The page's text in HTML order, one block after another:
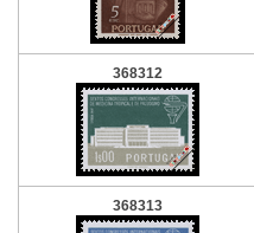
368312
368313